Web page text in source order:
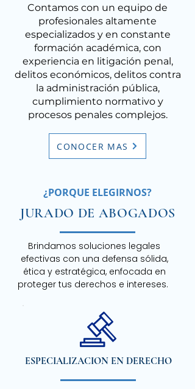
Contamos con un equipo de
profesionales altamente
especializados y en constante
formación académica, con
experiencia en litigación penal,
delitos económicos, delitos contra
la administración pública,
cumplimiento normativo y
procesos penales complejos.
CONOCER MAS
¿PORQUE ELEGIRNOS?
JURADO DE ABOGADOS
Brindamos soluciones legales
efectivas con una defensa sólida,
ética y estratégica, enfocada en
proteger tus derechos e intereses.
ESPECIALIZACION EN DERECHO